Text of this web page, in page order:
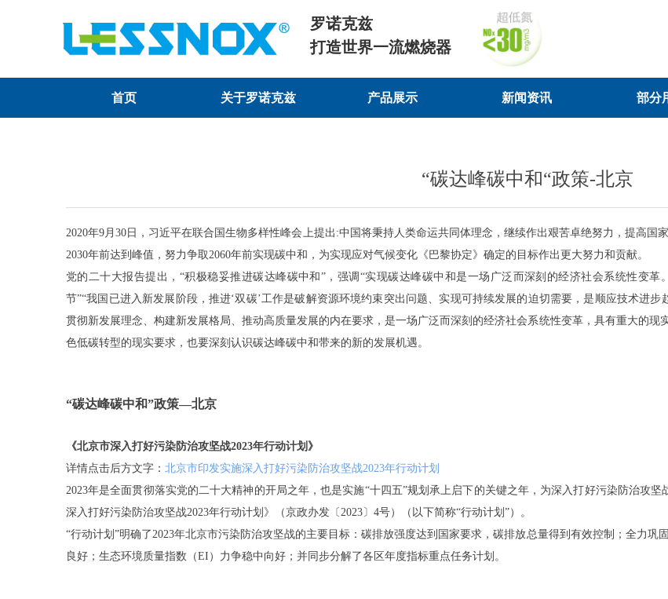
罗诺克兹
打造世界一流燃烧器
首页 关于罗诺克兹 产品展示 新闻资讯 部分
“碳达峰碳中和“政策-北京
2020年9月30日，习近平在联合国生物多样性峰会上提出:中国将秉持人类命运共同体理念，继续作出艰苦卓绝努力，提高
2030年前达到峰值，努力争取2060年前实现碳中和，为实现应对气候变化《巴黎协定》确定的目标作出更大努力和贡献。
党的二十大报告提出，“积极稳妥推进碳达峰碳中和”，强调“实现碳达峰碳中和是一场广泛而深刻的经济社会系统性变
节”“我国已进入新发展阶段，推进‘双碳’工作是破解资源环境约束突出问题、实现可持续发展的迫切需要，是顺应技术进
贯彻新发展理念、构建新发展格局、推动高质量发展的内在要求，是一场广泛而深刻的经济社会系统性变革，具有重大的现
色低碳转型的现实要求，也要深刻认识碳达峰碳中和带来的新的发展机遇。
“碳达峰碳中和”政策—北京
《北京市深入打好污染防治攻坚战2023年行动计划》
详情点击后方文字： 北京市印发实施深入打好污染防治攻坚战2023年行动计划
2023年是全面贯彻落实党的二十大精神的开局之年，也是实施“十四五”规划承上启下的关键之年，为深入打好污染防治攻
深入打好污染防治攻坚战2023年行动计划》（京政办发〔2023〕4号）（以下简称“行动计划”）。
“行动计划”明确了2023年北京市污染防治攻坚战的主要目标：碳排放强度达到国家要求，碳排放总量得到有效控制；全力
良好；生态环境质量指数（EI）力争稳中向好；并同步分解了各区年度指标重点任务计划。